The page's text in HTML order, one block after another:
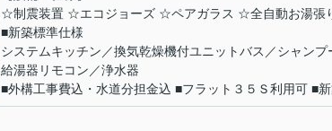
☆制震装置 ☆エコジョーズ ☆ペアガラス ☆全自動お湯張
■新築標準仕様
システムキッチン／換気乾燥機付ユニットバス／シャン
給湯器リモコン／浄水器
■外構工事費込・水道分担金込 ■フラット３５Ｓ利用可 ■